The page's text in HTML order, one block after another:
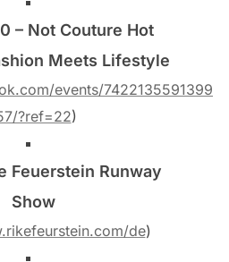
– Not Couture Hot
Meets Lifestyle
events/7422135591399
?ref=22)
Feuerstein Runway
Show
de)